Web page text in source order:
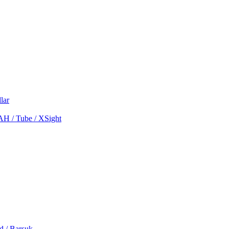
/ Tube / XSight